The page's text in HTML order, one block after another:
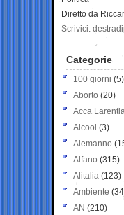
Diretto da
Scrivici:
Categorie
100 giorni (5)
Aborto (20)
Acca
Alcool (3)
Alemanno
Alfano (315)
Alitalia (123)
Ambiente
AN (210)